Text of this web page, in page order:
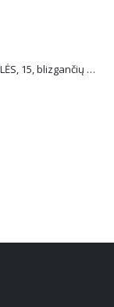
Plus Plus konstruktorius DIDELĖS, 15, blizgančių spalvų